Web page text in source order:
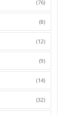
(76)
(8)
(12)
(9)
(14)
(32)